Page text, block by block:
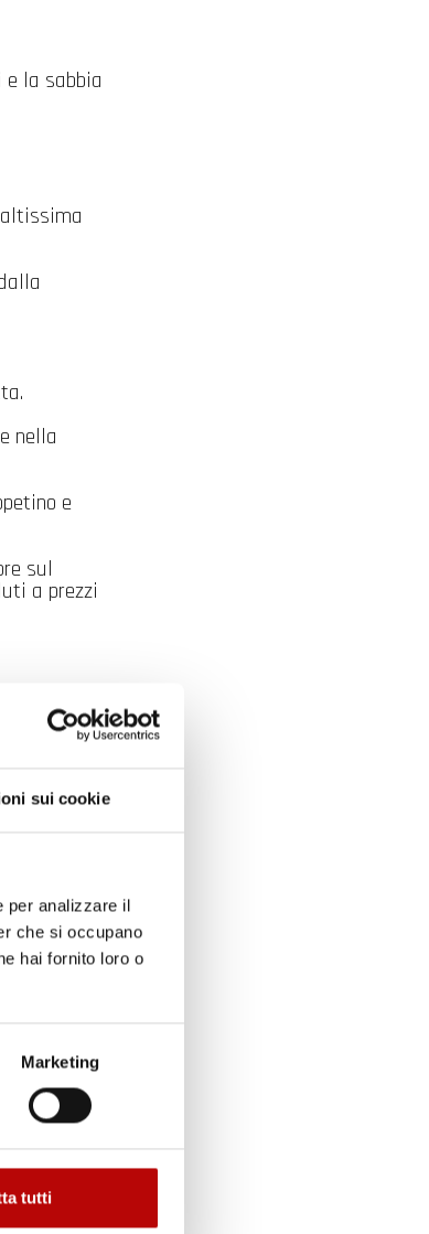
sui cookie
per analizzare il
che si occupano
hai fornito loro o
Marketing
tutti
la sabbia
nella
e
sul
a prezzi